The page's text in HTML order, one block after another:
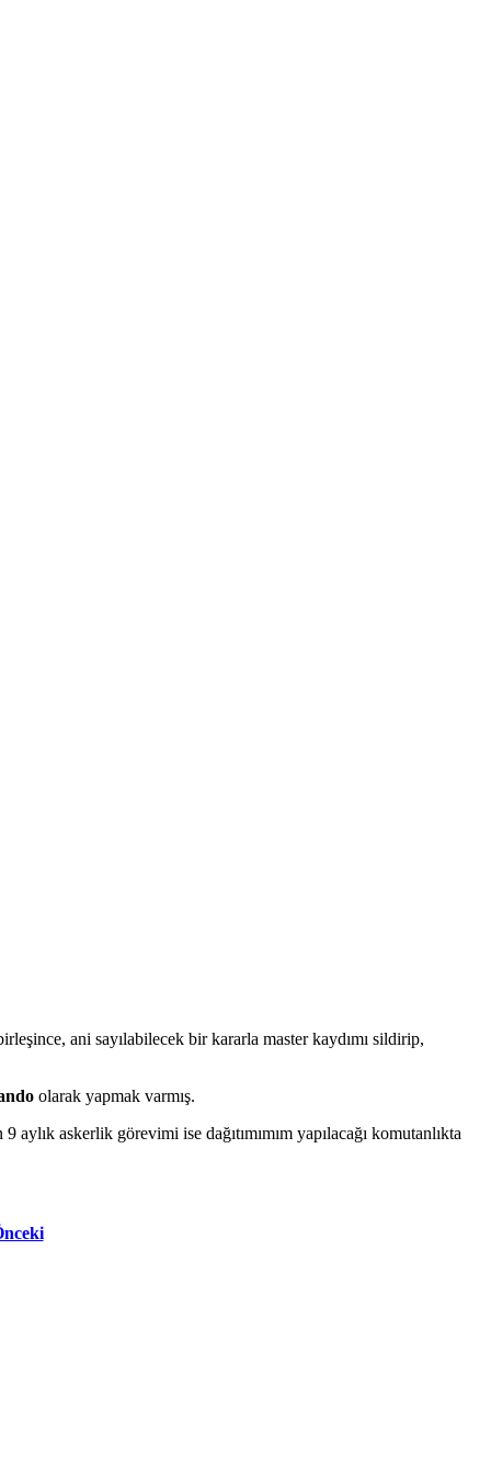
ani sayılabilecek bir kararla master kaydımı sildirip,
olarak yapmak varmış.
askerlik görevimi ise dağıtımımım yapılacağı komutanlıkta